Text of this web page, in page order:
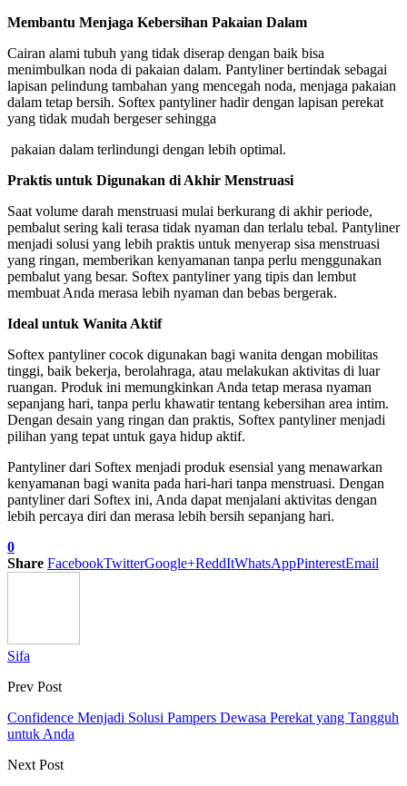
Membantu Menjaga Kebersihan Pakaian Dalam
Cairan alami tubuh yang tidak diserap dengan baik bisa
menimbulkan noda di pakaian dalam. Pantyliner bertindak sebagai
lapisan pelindung tambahan yang mencegah noda, menjaga pakaian
dalam tetap bersih. Softex pantyliner hadir dengan lapisan perekat
yang tidak mudah bergeser sehingga
pakaian dalam terlindungi dengan lebih optimal.
Praktis untuk Digunakan di Akhir Menstruasi
Saat volume darah menstruasi mulai berkurang di akhir periode,
pembalut sering kali terasa tidak nyaman dan terlalu tebal. Pantyliner
menjadi solusi yang lebih praktis untuk menyerap sisa menstruasi
yang ringan, memberikan kenyamanan tanpa perlu menggunakan
pembalut yang besar. Softex pantyliner yang tipis dan lembut
membuat Anda merasa lebih nyaman dan bebas bergerak.
Ideal untuk Wanita Aktif
Softex pantyliner cocok digunakan bagi wanita dengan mobilitas
tinggi, baik bekerja, berolahraga, atau melakukan aktivitas di luar
ruangan. Produk ini memungkinkan Anda tetap merasa nyaman
sepanjang hari, tanpa perlu khawatir tentang kebersihan area intim.
Dengan desain yang ringan dan praktis, Softex pantyliner menjadi
pilihan yang tepat untuk gaya hidup aktif.
Pantyliner dari Softex menjadi produk esensial yang menawarkan
kenyamanan bagi wanita pada hari-hari tanpa menstruasi. Dengan
pantyliner dari Softex ini, Anda dapat menjalani aktivitas dengan
lebih percaya diri dan merasa lebih bersih sepanjang hari.
0
Share FacebookTwitterGoogle+ReddItWhatsAppPinterestEmail
Sifa
Prev Post
Confidence Menjadi Solusi Pampers Dewasa Perekat yang Tangguh
untuk Anda
Next Post